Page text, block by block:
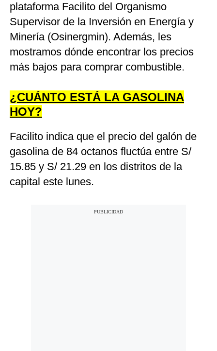
plataforma Facilito del Organismo
Supervisor de la Inversión en Energía y
Minería (Osinergmin). Además, les
mostramos dónde encontrar los precios
más bajos para comprar combustible.
¿CUÁNTO ESTÁ LA GASOLINA
HOY?
Facilito indica que el precio del galón de
gasolina de 84 octanos fluctúa entre S/
15.85 y S/ 21.29 en los distritos de la
capital este lunes.